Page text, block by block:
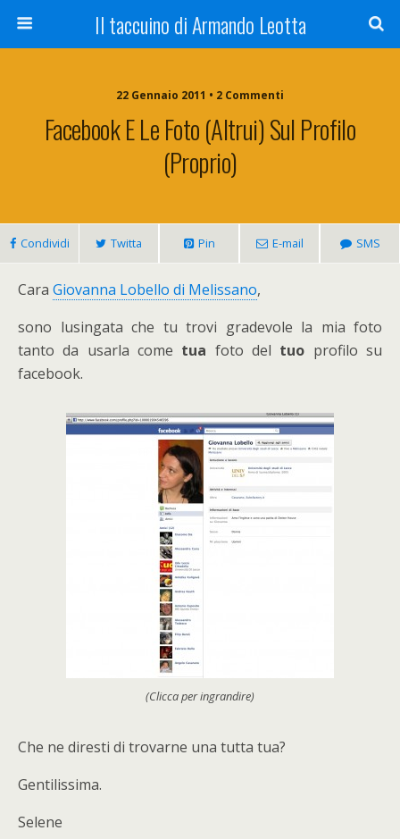
Il taccuino di Armando Leotta
22 Gennaio 2011 • 2 Commenti
Facebook E Le Foto (altrui) Sul Profilo
(proprio)
Condividi Twitta Pin E-mail SMS
Cara Giovanna Lobello di Melissano,
sono lusingata che tu trovi gradevole la mia foto
tanto da usarla come tua foto del tuo profilo su
facebook.
(Clicca per ingrandire)
Che ne diresti di trovarne una tutta tua?
Gentilissima.
Selene